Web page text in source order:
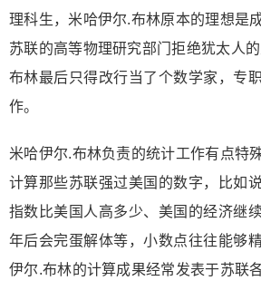
理科生，米哈伊尔.布林原本的理想是
苏联的高等物理研究部门拒绝犹太人
布林最后只得改行当了个数学家，专
作。
米哈伊尔.布林负责的统计工作有点特
计算那些苏联强过美国的数字，比如
指数比美国人高多少、美国的经济继
年后会完蛋解体等，小数点往往能够
伊尔.布林的计算成果经常发表于苏联